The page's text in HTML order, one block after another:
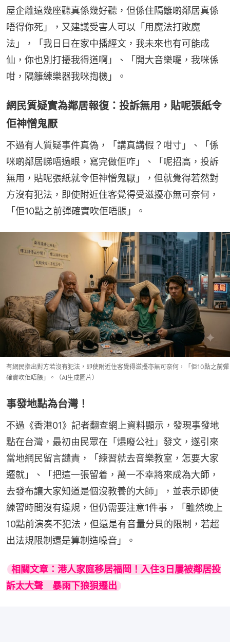
屋企離遠幾座聽真係幾好聽，但係住隔籬啲鄰居真係
唔得你死」，又建議受害人可以「用魔法打敗魔
法」，「我日日在家中播經文，我未來也有可能成
仙，你也別打擾我得道啊」、「開大音樂囉，我咪係
咁，隔籬練樂器我咪揈機」。
網民質疑實為鄰居報復：投訴無用，貼呢張紙令
佢神憎鬼厭
不過有人質疑事件真偽，「講真講假？咁寸」、「係
咪啲鄰居睇唔過眼，寫完做佢咋」、「呢招高，投訴
無用，貼呢張紙就令佢神憎鬼厭」，但就覺得若然對
方沒有犯法，即使附近住客覺得受滋擾亦無可奈何，
「佢10點之前彈確實吹佢唔脹」。
有網民指出對方若沒有犯法，即使附近住客覺得滋擾亦無可奈何，「佢10點之前彈
確實吹佢唔脹」。（AI生成圖片）
事發地點為台灣！
不過《香港01》記者翻查網上資料顯示，發現事發地
點在台灣，最初由民眾在「爆廢公社」發文，遂引來
當地網民留言譴責，「練習就去音樂教室，怎要大家
遷就」、「把這一張留着，萬一不幸將來成為大師，
去發布讓大家知道是個沒教養的大師」，並表示即使
練習時間沒有違規，但仍需要注意1件事，「雖然晚上
10點前演奏不犯法，但還是有音量分貝的限制，若超
出法規限制還是算制造噪音」。
相關文章：港人家庭移居福岡！入住3日屢被鄰居投
訴太大聲　暴雨下狼狽遷出